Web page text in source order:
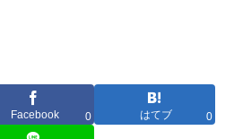
Facebook 0 はてブ 0